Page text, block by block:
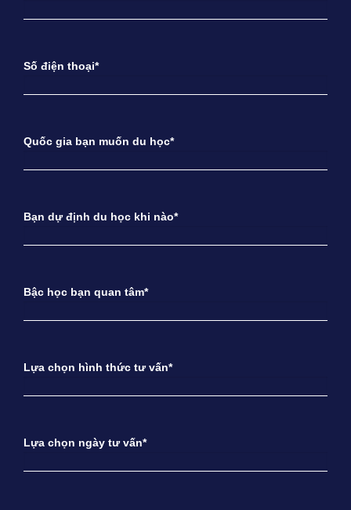
Số điện thoại*
Quốc gia bạn muốn du học*
Bạn dự định du học khi nào*
Bậc học bạn quan tâm*
Lựa chọn hình thức tư vấn*
Lựa chọn ngày tư vấn*